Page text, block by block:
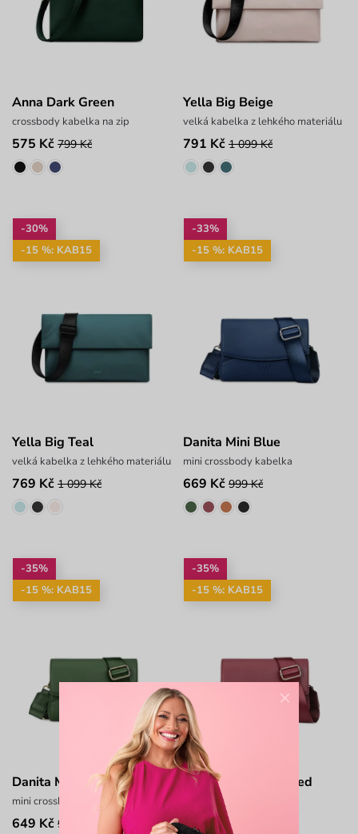
Anna Dark Green
crossbody kabelka na zip
575 Kč 799 Kč
Yella Big Beige
velká kabelka z lehkého materiálu
791 Kč 1 099 Kč
-30%
-15 %: KAB15
Yella Big Teal
velká kabelka z lehkého materiálu
769 Kč 1 099 Kč
-33%
-15 %: KAB15
Danita Mini Blue
mini crossbody kabelka
669 Kč 999 Kč
-35%
-15 %: KAB15
Danita Mini Green
mini crossbody kabelka
649 Kč 999 Kč
-35%
-15 %: KAB15
Danita Mini Wine Red
mini crossbody kabelka
649 Kč 999 Kč
×